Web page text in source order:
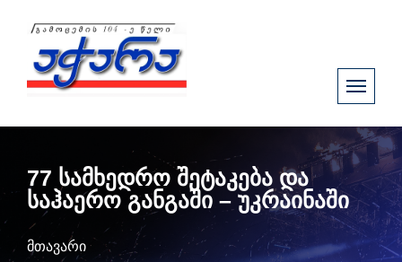
77 სამხედრო შეტაკება და
საჰაერო განგაში – უკრაინაში
მთავარი